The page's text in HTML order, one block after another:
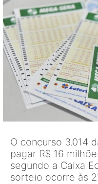
O concurso 3.014
pagar R$ 16
segundo a Caixa
sorteio ocorre às